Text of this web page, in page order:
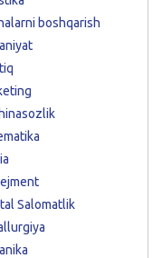
boshqarish
Salomatlik